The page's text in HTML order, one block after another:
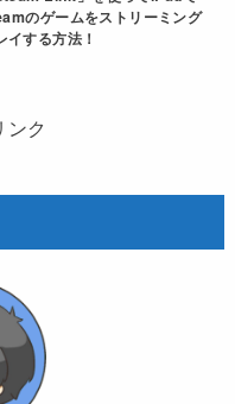
のゲームをストリーミング
イする方法！
ク